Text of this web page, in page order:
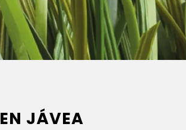
EN JÁVEA